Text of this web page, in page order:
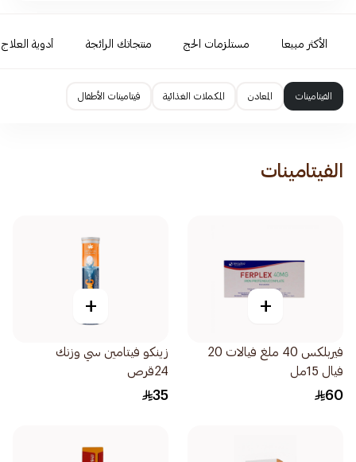
الأكثر مبيعا مستلزمات الحج منتجاتك الرائجة أدوية العلاج
الفيتامينات المعادن المكملات الغذائية فيتامينات الأطفال
الفيتامينات
+
فيربلكس 40 ملغ فيالات 20
فيال 15مل
60
+
زينكو فيتامين سي وزنك
24قرص
35